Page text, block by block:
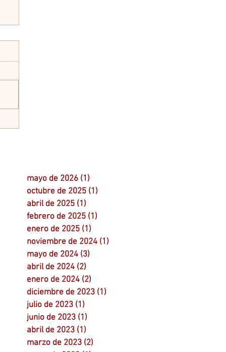
mayo de 2026 (1)
octubre de 2025 (1)
abril de 2025 (1)
febrero de 2025 (1)
enero de 2025 (1)
noviembre de 2024 (1)
mayo de 2024 (3)
abril de 2024 (2)
enero de 2024 (2)
diciembre de 2023 (1)
julio de 2023 (1)
junio de 2023 (1)
abril de 2023 (1)
marzo de 2023 (2)